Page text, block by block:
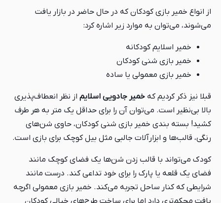
از انواع خمیر بازی کودکان که در حال حاضر در بازار یافت
می‌شوند، می‌توان به موارد زیر اشاره کرد:
خمیر اسلایم کودکانه
خمیر بازی شنی کودکان
خمیر بازی معمولی یا ساده
قبلا نیز ذکر کردیم که خمیر جادویی اسلایم از نظر انعطاف‌پذیری
بالا بی‌نظیر است. می‌توان آن را برای حداقل یک متر به هر طرف
کشید! بسته بندی خمیر بازی شنی کودکان، حاوی شن‌های
رنگی، قالب‌ها و ابزارآلات جالبی مثل بیل کوچک برای بازی است.
کودک می‌تواند با قالب زدن شن‌ها یک فضای کوچک مانند
فضای یک قلعه یا پارک را برای خود تداعی کند. درست مانند
شرایطی که کنار ساحل تجربه می‌کند. خمیر بازی معمولی اگرچه